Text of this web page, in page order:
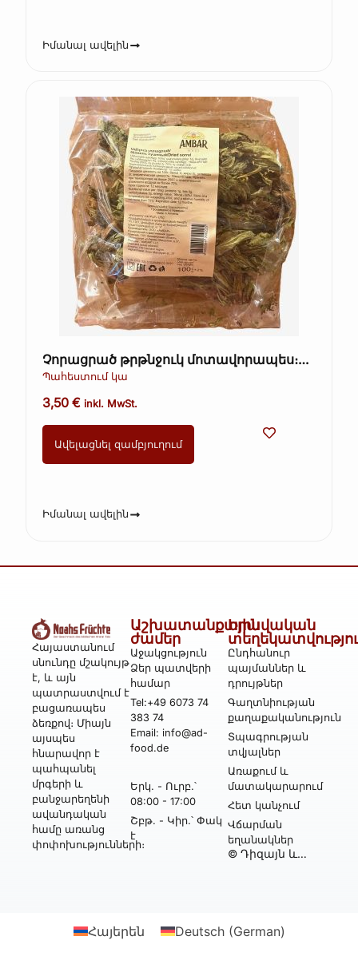
Իմանալ ավելին
Չորացրած թրթնջուկ մոտավորապես։
70գ +-5գ (Ավելուկ)
Պահեստում կա
3,50€ inkl. MwSt.
Ավելացնել զամբյուղում
Իմանալ ավելին
Հայաստանում
սնունդը մշակույթ
է, և այն
պատրաստվում է
բացառապես
ձեռքով։ Միայն
այսպես
հնարավոր է
պահպանել
մրգերի և
բանջարեղենի
ավանդական
համը առանց
փոփոխությունների։
Աշխատանքային
ժամեր
Աջակցություն
Ձեր պատվերի
համար
Tel:+49 6073 74
383 74
Email: info@ad-
food.de
Երկ․ - Ուրբ․՝
08:00 - 17:00
Շբթ․ - Կիր․՝ Փակ
է
Իրավական
Ընդհանուր
պայմաններ և
դրույթներ
Գաղտնիության
քաղաքականություն
Տպագրության
տվյալներ
Առաքում և
մատակարարում
Հետ կանչում
Վճարման
եղանակներ
© Դիզայն և
Հայերեն Deutsch(German)